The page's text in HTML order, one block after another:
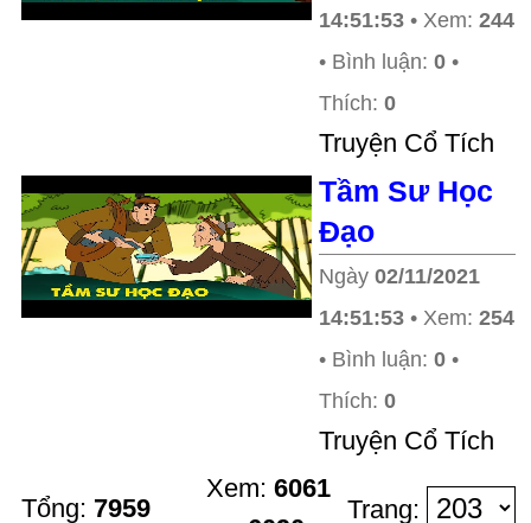
14:51:53 • Xem: 244
• Bình luận: 0 •
Thích: 0
Truyện Cổ Tích
Tầm Sư Học
Đạo
Ngày 02/11/2021
14:51:53 • Xem: 254
• Bình luận: 0 •
Thích: 0
Truyện Cổ Tích
Tổng: 7959
Xem: 6061
Trang: